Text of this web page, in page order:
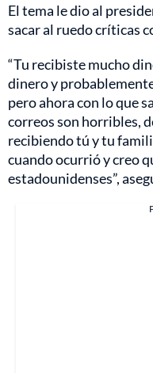
El tema le dio al
sacar al ruedo críticas
“Tu recibiste mucho
dinero y
pero ahora con lo que
correos son horribles,
recibiendo tú y tu
cuando ocurrió y creo
estadounidenses”,